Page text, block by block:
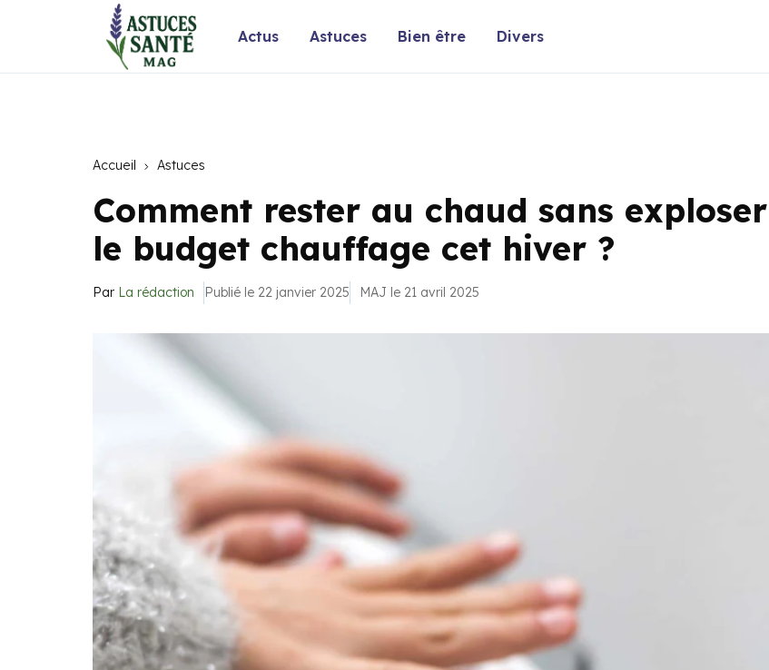
Actus Astuces Bien être Divers
Accueil Astuces
Comment rester au chaud sans exploser
le budget chauffage cet hiver ?
Par La rédaction Publié le 22 janvier 2025 MAJ le 21 avril 2025